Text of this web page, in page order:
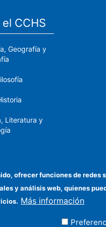
CCHS
Geografía y
Literatura y
y Bienes
ofrecer funciones de
y análisis web, quienes
Más información